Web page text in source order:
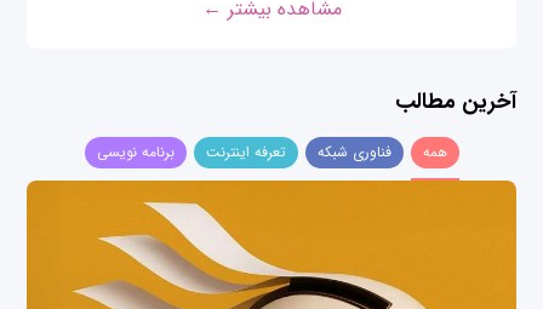
مشاهده بیشتر ←
آخرین مطالب
همه فناوری شبکه تعرفه اینترنت برنامه نویسی